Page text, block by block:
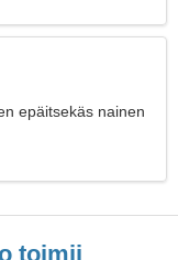
epäitsekäs nainen
toimii